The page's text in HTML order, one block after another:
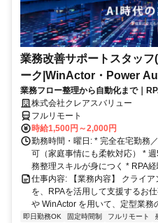
業務改善サポートスタッ
ーク|WinActor・Power
業務フロー整理から自動化まで｜
る在宅ワーク｜週5日・1日6時間～
株式会社クレアスバリュー
フルリモート
時給1,500円～2,000円
勤務時間・曜日: * 完全在宅勤務
可（家庭事情にも柔軟対応） *
務整理スキルが身につく * RPA
仕事内容: 【業務内容】 クライ
を、RPAを活用して支援するお
や WinActor を用いて、定型業務
即日勤務OK 固定時間制 フルリモート